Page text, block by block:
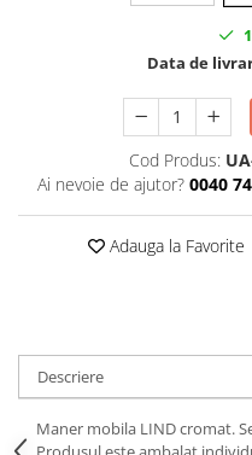
Data de
Cod Produs:
Ai nevoie de ajutor? 0040
Adauga la Favorite
Descriere
Maner mobila LIND cromat.